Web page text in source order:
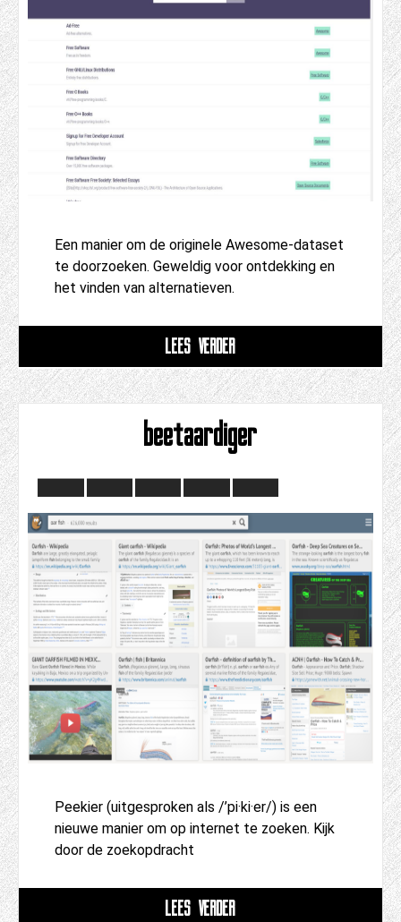
Een manier om de originele Awesome-dataset
te doorzoeken. Geweldig voor ontdekking en
het vinden van alternatieven.
LEES VERDER
beetaardiger
Peekier (uitgesproken als /’pi·ki·er/) is een
nieuwe manier om op internet te zoeken. Kijk
door de zoekopdracht
LEES VERDER